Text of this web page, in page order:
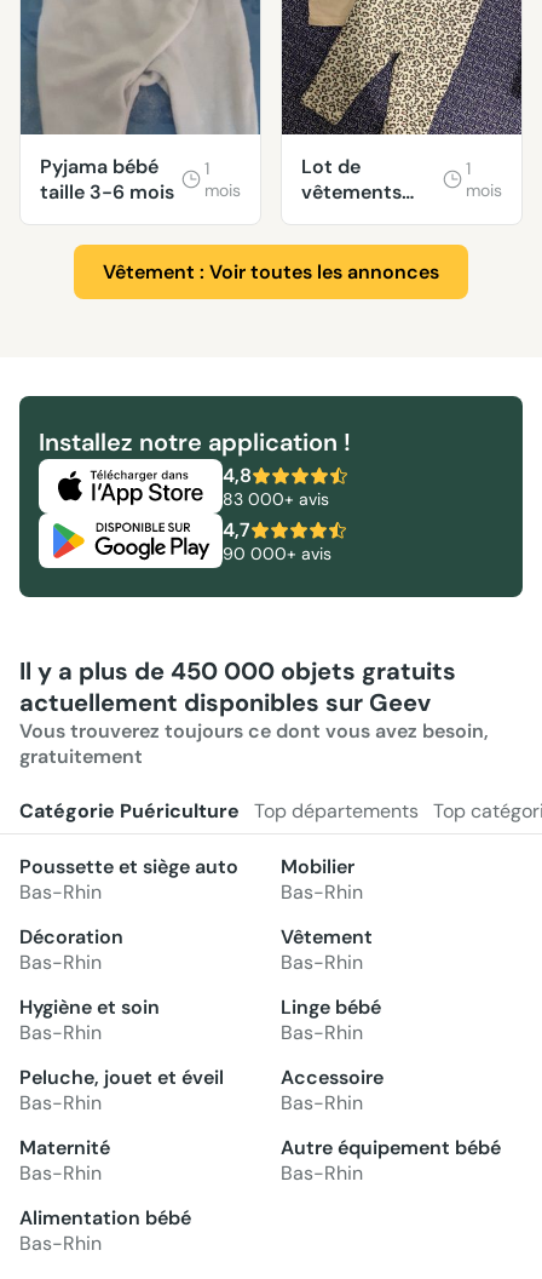
Pyjama bébé
taille 3-6 mois
1
mois
Lot de
vêtements
bébé taille 3-6
mois
1
mois
Vêtement : Voir toutes les annonces
Installez notre application !
4,8
83 000+ avis
4,7
90 000+ avis
Il y a plus de 450 000 objets gratuits
actuellement disponibles sur Geev
Vous trouverez toujours ce dont vous avez besoin,
gratuitement
Catégorie Puériculture Top départements Top
Poussette et siège auto
Bas-Rhin
Mobilier
Bas-Rhin
Décoration
Bas-Rhin
Vêtement
Bas-Rhin
Hygiène et soin
Bas-Rhin
Linge bébé
Bas-Rhin
Peluche, jouet et éveil
Bas-Rhin
Accessoire
Bas-Rhin
Maternité
Bas-Rhin
Autre équipement bébé
Bas-Rhin
Alimentation bébé
Bas-Rhin